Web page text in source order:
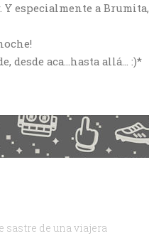
Y especialmente a
desde aca…hasta allá… :)*
sastre de una viajera